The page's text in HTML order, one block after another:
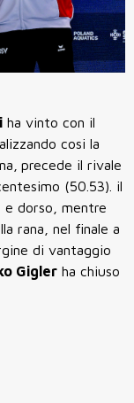
ha vinto con il
cosi la
precede il rivale
(50.53). il
dorso, mentre
rana, nel finale a
di vantaggio
Gigler ha chiuso